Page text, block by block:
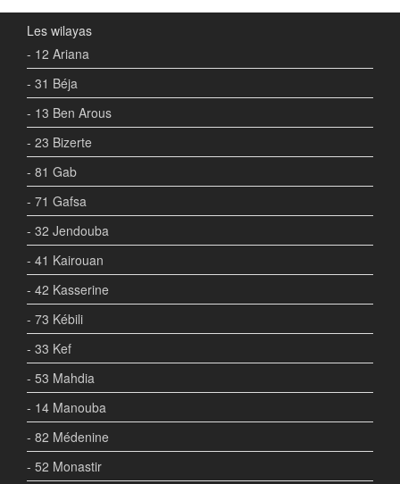
Les wilayas
- 12 Ariana
- 31 Béja
- 13 Ben Arous
- 23 Bizerte
- 81 Gab
- 71 Gafsa
- 32 Jendouba
- 41 Kairouan
- 42 Kasserine
- 73 Kébili
- 33 Kef
- 53 Mahdia
- 14 Manouba
- 82 Médenine
- 52 Monastir